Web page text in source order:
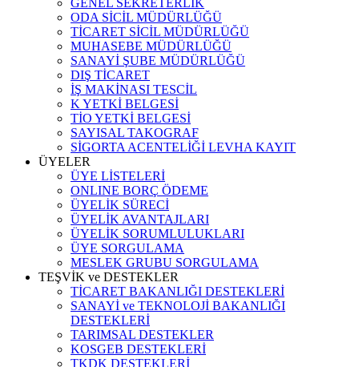
GENEL SEKRETERLİK
ODA SİCİL MÜDÜRLÜĞÜ
TİCARET SİCİL MÜDÜRLÜĞÜ
MUHASEBE MÜDÜRLÜĞÜ
SANAYİ ŞUBE MÜDÜRLÜĞÜ
DIŞ TİCARET
İŞ MAKİNASI TESCİL
K YETKİ BELGESİ
TİO YETKİ BELGESİ
SAYISAL TAKOGRAF
SİGORTA ACENTELİĞİ LEVHA KAYIT
ÜYELER
ÜYE LİSTELERİ
ONLINE BORÇ ÖDEME
ÜYELİK SÜRECİ
ÜYELİK AVANTAJLARI
ÜYELİK SORUMLULUKLARI
ÜYE SORGULAMA
MESLEK GRUBU SORGULAMA
TEŞVİK ve DESTEKLER
TİCARET BAKANLIĞI DESTEKLERİ
SANAYİ ve TEKNOLOJİ BAKANLIĞI
DESTEKLERİ
TARIMSAL DESTEKLER
KOSGEB DESTEKLERİ
TKDK DESTEKLERİ